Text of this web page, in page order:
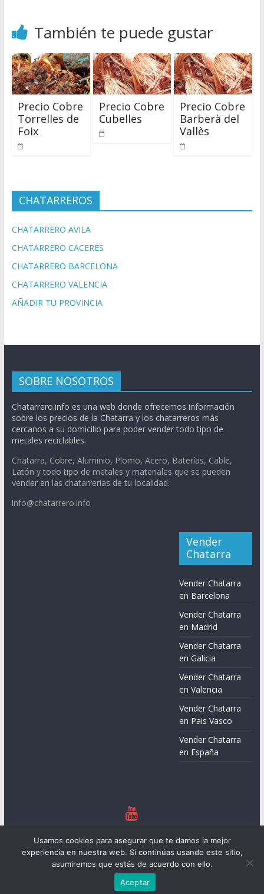
También te puede gustar
Precio Cobre
Torrelles de
Foix
Precio Cobre
Cubelles
Precio Cobre
Barberà del
Vallès
CHATARREROS
CHATARRERO AVILA
CHATARRERO CACERES
CHATARRERO BARCELONA
CHATARRERO VALENCIA
AÑADIR TU PROVINCIA
SOBRE NOSOTROS
Chatarrero.info es una web donde ofrecemos información
sobre los precios de la Chatarra y los chatarreros más
cercanos a su domicilio para poder vender todo tipo de
metales reciclables.
Chatarra, Cobre, Aluminio, Plomo, Acero, Baterías, Cable,
Latón y todo tipo de metales y materiales que se pueden
vender en las chatarrerías de tu localidad.
info@chatarrero.info
Vender
Chatarra
Vender Chatarra
en Barcelona
Vender Chatarra
en Madrid
Vender Chatarra
en Galicia
Vender Chatarra
en Valencia
Vender Chatarra
en Pais Vasco
Vender Chatarra
en España
derechos reservados.
Tema:ColorMagpor ThemeGrill. Funciona conWordPress
Usamos cookies para asegurar que te damos la mejor
experiencia en nuestra web. Si continúas usando este sitio,
asumiremos que estás de acuerdo con ello.
Aceptar